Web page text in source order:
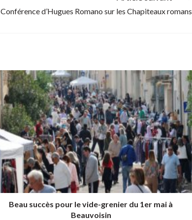
Conférence d’Hugues Romano sur les Chapiteaux romans
Beau succès pour le vide-grenier du 1er mai à
Beauvoisin